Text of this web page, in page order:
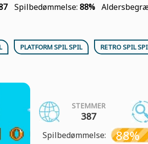
Spilbedømmelse: 88%
PLATFORM SPIL SPIL RETRO SPIL
STEMMER
387
Spilbedømmelse: 88%